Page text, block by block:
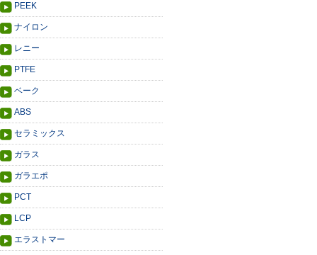
PEEK
ナイロン
レニー
PTFE
ベーク
ABS
セラミックス
ガラス
ガラエポ
PCT
LCP
エラストマー